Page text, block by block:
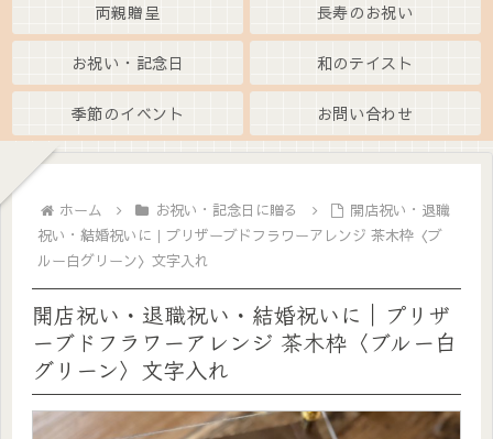
両親贈呈 長寿のお祝い
お祝い・記念日 和のテイスト
季節のイベント お問い合わせ
ホーム お祝い・記念日に贈る
開店祝い・退職
祝い・結婚祝いに｜プリザーブドフラワーアレンジ 茶木枠〈ブ
ルー白グリーン〉文字入れ
開店祝い・退職祝い・結婚祝いに｜プリザ
ーブドフラワーアレンジ 茶木枠〈ブルー白
グリーン〉文字入れ